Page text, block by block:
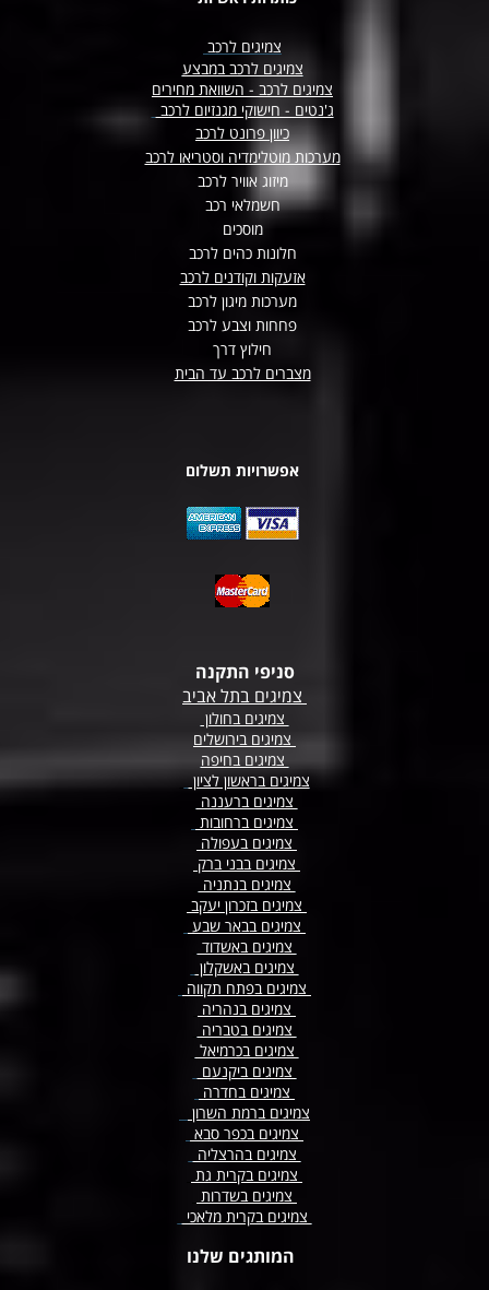
צמיגים לרכב
צמיגים לרכב במבצע
צמיגים לרכב - השוואת מחירים
ג'נטים - חישוקי מגנזיום לרכב
כיוון פרונט לרכב
מערכות מוטלימדיה וסטריאו לרכב
מיזוג אוויר לרכב
חשמלאי רכב
מוסכים
חלונות כהים לרכב
אזעקות וקודנים לרכב
מערכות מיגון לרכב
פחחות וצבע לרכב
חילוץ דרך
מצברים לרכב עד הבית
אפשרויות תשלום
סניפי התקנה
צמיגים בתל אביב
צמיגים בחולון
צמיגים בירושלים
צמיגים בחיפה
צמיגים בראשון לציון
צמיגים ברעננה
צמיגיםברחובות
צמיגים בעפולה
צמיגים בבני ברק
צמיגים בנתניה
צמיגים בזכרון יעקב
צמיגים בבאר שבע
צמיגים באשדוד
צמיגים באשקלון
צמיגים בפתח תקווה
צמיגים בנהריה
צמיגים בטבריה
צמיגים בכרמיאל
צמיגים ביקנעם
צמיגים בחדרה
צמיגים ברמת השרון
צמיגים בכפר סבא
צמיגים בהרצליה
צמיגים בקרית גת
צמיגים בשדרות
צמיגים בקרית מלאכי
המותגים שלנו